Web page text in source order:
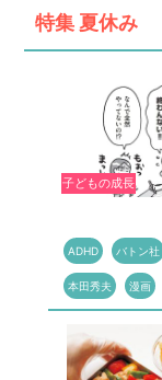
特集 夏休み
子どもの成長
ADHD バトン社
本田秀夫 漫画